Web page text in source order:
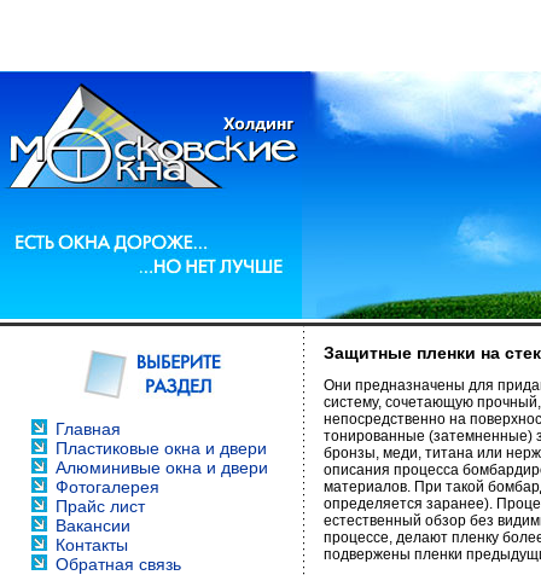
Главная
Пластиковые окна и двери
Алюминивые окна и двери
Фотогалерея
Прайс лист
Вакансии
Контакты
Обратная связь
Защитные пленки на
Они предназначены для
систему, сочетающую
непосредственно на
тонированные (затемненные)
бронзы, меди, титана или
описания процесса
материалов. При такой
определяется заранее).
естественный обзор без
процессе, делают пленку
подвержены пленки